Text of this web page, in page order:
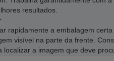
resultados.
rapidamente a embalagem
visível na parte da frente.
localizar a imagem que deve